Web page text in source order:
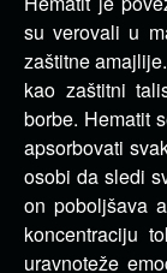
su verovali u
zaštitne amajlije.
kao zaštitni
borbe. Hematit
apsorbovati
osobi da sledi
on poboljšava
koncentraciju
uravnoteže